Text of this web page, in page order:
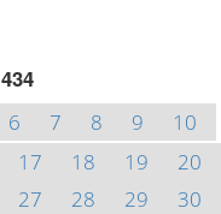
434
6 7 8 9
10
17 18 19
20
27 28 29
30